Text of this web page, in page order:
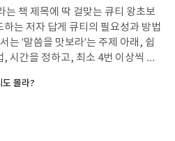
정을, 고통을 통해 더 성숙하는 참
야기로 그리고 있다. 역시 청소
의 표현력과 상상력이 돋보이는 작
으로 힘들어하는 한 학생이 생각났
는 책 제목에 딱 걸맞는 큐티 왕초보
는 저자 답게 큐티의 필요성과 방법
시간을 정하고, 최소 4번 이상씩 소
훈련을 하라고 권한다. 나도 여
고 비빔밥처럼 말씀을 비벼 잘 소화
질하면서 말씀을 묵상해보길 권면
도 몰라?